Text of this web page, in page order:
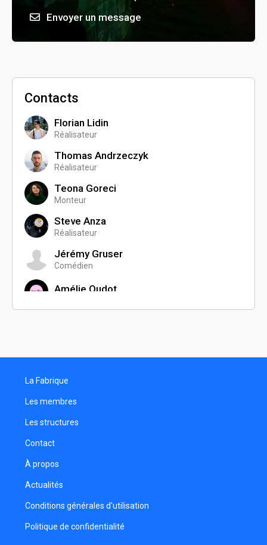
Envoyer un message
Contacts
Florian Lidin
Réalisateur
Thomas Andrzeczyk
Réalisateur
Teona Goreci
Monteur
Steve Anza
Réalisateur
Jérémy Gruser
Comédien
Amélie Oudot
Kim-Marlène Le
Chargée de production
La Fabrique
Les membres
Les structures
Contact
À propos
Actualités
Conditions générales d'utilisation
Politique de confidentialité